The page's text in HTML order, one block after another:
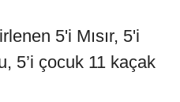
5'i Mısır, 5'i
5’i çocuk 11 kaçak